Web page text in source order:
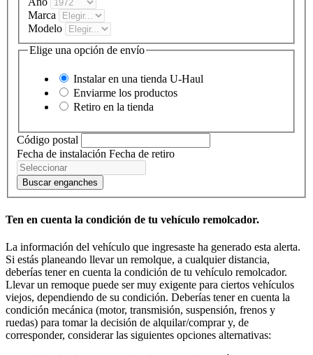
Marca
Modelo
Elige una opción de envío
Instalar en una tienda U-Haul
Enviarme los productos
Retiro en la tienda
Código postal
Fecha de instalación Fecha de retiro
Buscar enganches
Ten en cuenta la condición de tu vehículo remolcador.
La información del vehículo que ingresaste ha generado esta alerta.
Si estás planeando llevar un remolque, a cualquier distancia,
deberías tener en cuenta la condición de tu vehículo remolcador.
Llevar un remoque puede ser muy exigente para ciertos vehículos
viejos, dependiendo de su condición. Deberías tener en cuenta la
condición mecánica (motor, transmisión, suspensión, frenos y
ruedas) para tomar la decisión de alquilar/comprar y, de
corresponder, considerar las siguientes opciones alternativas: